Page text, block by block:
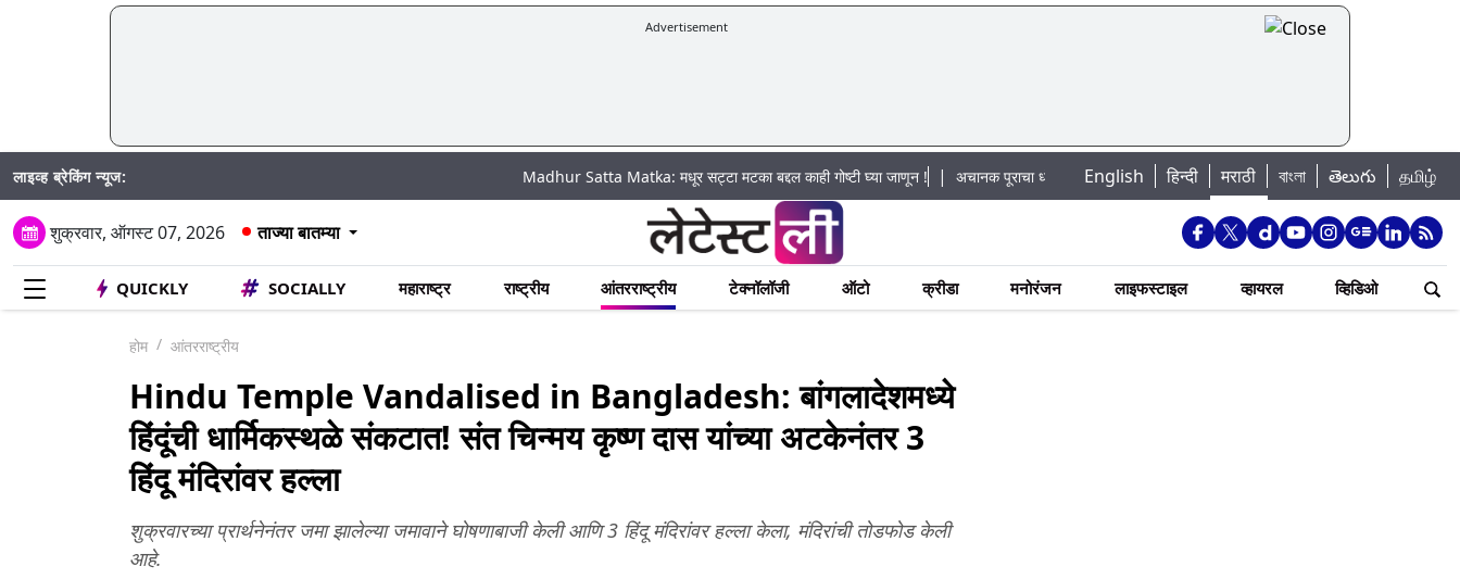
Advertisement
लाइव्ह ब्रेकिंग न्यूज: Madhur Satta Matka: मधूर सट्टा मटका बद्दल काही गोष्टी घ्या जाणून !|अचानक पूराचा धोका: खडकवासला धरणातून मुठानदी पात्रात विसर्ग सुरु; नागरिकांना नदीपात्रात न
English हिन्दी मराठी বাংলা తెలుగు தமிழ்
शुक्रवार, ऑगस्ट 07, 2026 ताज्या बातम्या
QUICKLY SOCIALLY महाराष्ट्र राष्ट्रीय आंतरराष्ट्रीय टेक्नॉलॉजी ऑटो क्रीडा मनोरंजन लाइफस्टाइल व्हायरल व्हिडिओ
होम आंतरराष्ट्रीय
Hindu Temple Vandalised in Bangladesh: बांगलादेशमध्ये
हिंदूंची धार्मिकस्थळे संकटात! संत चिन्मय कृष्ण दास यांच्या अटकेनंतर 3
हिंदू मंदिरांवर हल्ला
शुक्रवारच्या प्रार्थनेनंतर जमा झालेल्या जमावाने घोषणाबाजी केली आणि 3 हिंदू मंदिरांवर हल्ला केला, मंदिरांची तोडफोड केली
आहे.